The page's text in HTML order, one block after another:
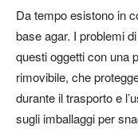
Da tempo esistono in
base agar. I problemi
questi oggetti con una
rimovibile, che
durante il trasporto e
sugli imballaggi per